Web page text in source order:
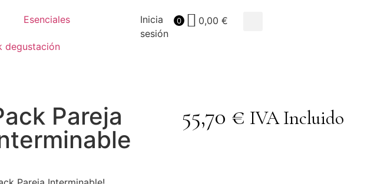
Esenciales
degustación
Inicia
sesión
0 0,00€
Pareja
55,70 € IVA Incluido